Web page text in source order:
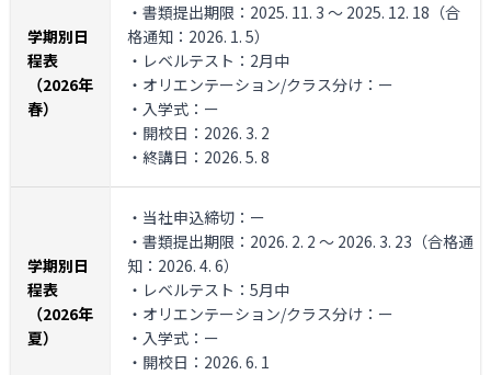
学期別日
程表
（2026年
春）
・書類提出期限：2025. 11. 3 ～ 2025. 12. 18（合
格通知：2026. 1. 5）
・レベルテスト：2月中
・オリエンテーション/クラス分け：ー
・入学式：ー
・開校日：2026. 3. 2
・終講日：2026. 5. 8
学期別日
程表
（2026年
夏）
・当社申込締切：ー
・書類提出期限：2026. 2. 2 ～ 2026. 3. 23（合格通
知：2026. 4. 6）
・レベルテスト：5月中
・オリエンテーション/クラス分け：ー
・入学式：ー
・開校日：2026. 6. 1